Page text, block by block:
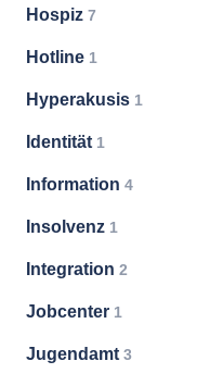
Hospiz 7
Hotline 1
Hyperakusis 1
Identität 1
Information 4
Insolvenz 1
Integration 2
Jobcenter 1
Jugendamt 3